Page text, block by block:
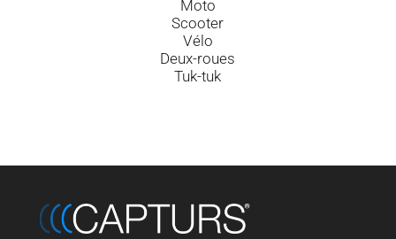
Moto
Scooter
Vélo
Deux-roues
Tuk-tuk